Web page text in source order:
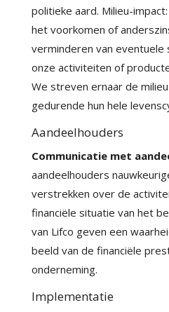
politieke aard. Milieu-
het voorkomen of
verminderen van eventuele
onze activiteiten of
We streven ernaar de
gedurende hun hele
Aandeelhouders
Communicatie met
aandeelhouders
verstrekken over de
financiële situatie van het
van Lifco geven een
beeld van de financiële
onderneming.
Implementatie